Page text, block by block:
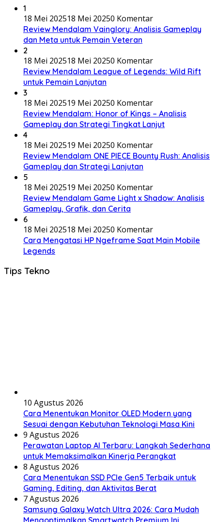
1
18 Mei 202518 Mei 20250 Komentar
Review Mendalam Vainglory: Analisis Gameplay
dan Meta untuk Pemain Veteran
2
18 Mei 202518 Mei 20250 Komentar
Review Mendalam League of Legends: Wild Rift
untuk Pemain Lanjutan
3
18 Mei 202519 Mei 20250 Komentar
Review Mendalam: Honor of Kings – Analisis
Gameplay dan Strategi Tingkat Lanjut
4
18 Mei 202519 Mei 20250 Komentar
Review Mendalam ONE PIECE Bounty Rush: Analisis
Gameplay dan Strategi Lanjutan
5
18 Mei 202519 Mei 20250 Komentar
Review Mendalam Game Light x Shadow: Analisis
Gameplay, Grafik, dan Cerita
6
18 Mei 202518 Mei 20250 Komentar
Cara Mengatasi HP Ngeframe Saat Main Mobile
Legends
Tips Tekno
10 Agustus 2026
Cara Menentukan Monitor OLED Modern yang
Sesuai dengan Kebutuhan Teknologi Masa Kini
9 Agustus 2026
Perawatan Laptop AI Terbaru: Langkah Sederhana
untuk Memaksimalkan Kinerja Perangkat
8 Agustus 2026
Cara Menentukan SSD PCIe Gen5 Terbaik untuk
Gaming, Editing, dan Aktivitas Berat
7 Agustus 2026
Samsung Galaxy Watch Ultra 2026: Cara Mudah
Mengoptimalkan Smartwatch Premium Ini